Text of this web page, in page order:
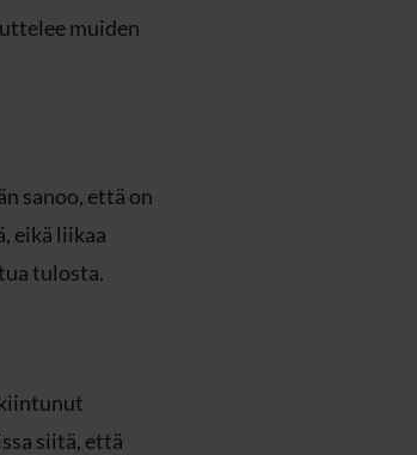
muiden
sanoo, että on
eikä liikaa
tulosta.
siitä, että